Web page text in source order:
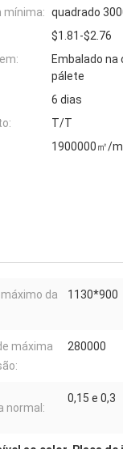
mínima: quadrado
$1.81-$2.76
Embalado na
pálete
6 dias
T/T
1900000㎡/
da
1130*900
máxima
280000
normal:
0,15 e 0,3